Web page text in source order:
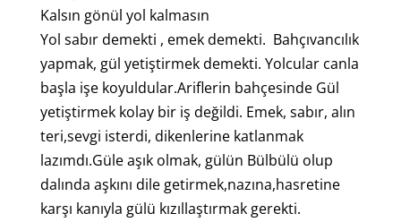
Kalsın gönül yol kalmasın
Yol sabır demekti , emek demekti. Bahçıvancılık
yapmak, gül yetiştirmek demekti. Yolcular canla
başla işe koyuldular.Ariflerin bahçesinde Gül
yetiştirmek kolay bir iş değildi. Emek, sabır, alın
teri,sevgi isterdi, dikenlerine katlanmak
lazımdı.Güle aşık olmak, gülün Bülbülü olup
dalında aşkını dile getirmek,nazına,hasretine
karşı kanıyla gülü kızıllaştırmak gerekti.